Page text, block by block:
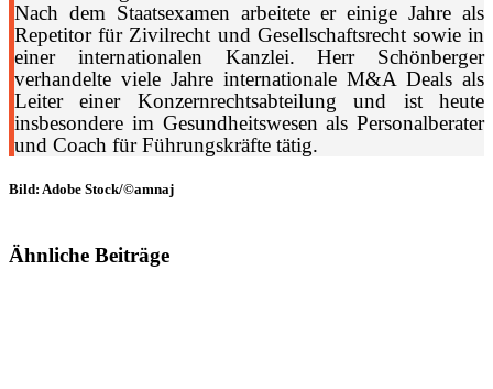
Nach dem Staatsexamen arbeitete er einige Jahre als
Repetitor für Zivilrecht und Gesellschaftsrecht sowie in
einer internationalen Kanzlei. Herr Schönberger
verhandelte viele Jahre internationale M&A Deals als
Leiter einer Konzernrechtsabteilung und ist heute
insbesondere im Gesundheitswesen als Personalberater
und Coach für Führungskräfte tätig.
Bild: Adobe Stock/©amnaj
Ähnliche Beiträge